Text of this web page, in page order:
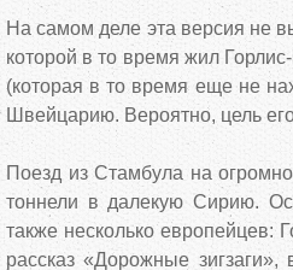
На самом деле эта версия не
которой в то время жил
(которая в то время еще не
Швейцарию. Вероятно, цель
Поезд из Стамбула на
тоннели в далекую Сирию.
также несколько европейцев:
рассказ «Дорожные